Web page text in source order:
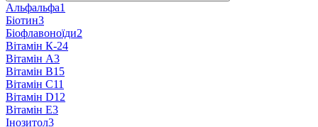
Альфальфа1
Біотин3
Біофлавоноїди2
Вітамін К-24
Вітамін A3
Вітамін B15
Вітамін C11
Вітамін D12
Вітамін E3
Інозитол3